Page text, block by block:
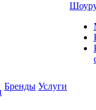
Бренды Услуги